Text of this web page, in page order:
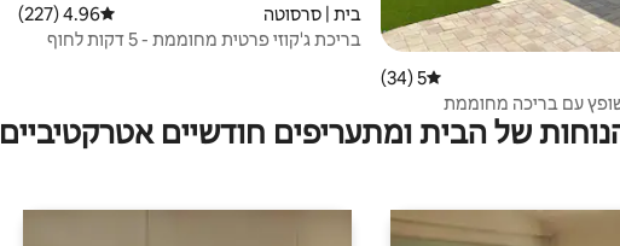
דירוג ממוצע של 5 מתוך 5, 34 ביקורות
5 (34)
עם בריכה מחוממת
בית | סרסוטה דירוג ממוצע של 4.96 מתוך 5, 227 ביקורות
4.96 (227)
בריכת ג'קוזי פרטית מחוממת - 5 דקות לחוף
של הבית ומתעריפים חודשיים אטרקטיביים